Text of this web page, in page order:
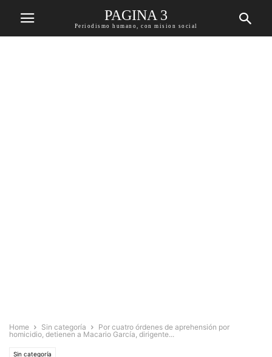
PAGINA 3
Periodismo humano, con mision social
Home Sin categoría
Por cuatro órdenes de aprehensión por
homicidio, detienen a Macario García, dirigente...
Sin categoría